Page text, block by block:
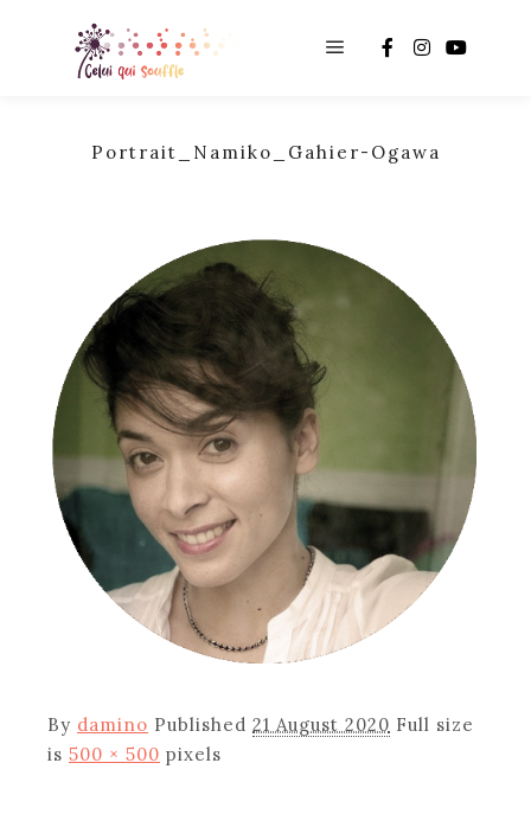
Portrait_Namiko_Gahier-Ogawa
By damino Published 21 August 2020 Full size
is 500 × 500 pixels